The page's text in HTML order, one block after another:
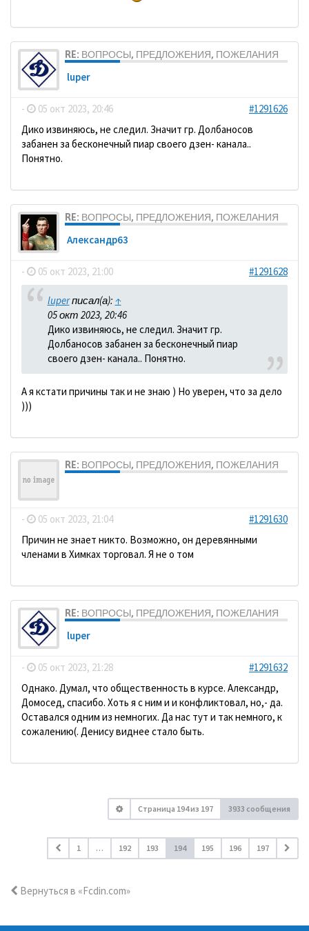
RE: ВОПРОСЫ, ПРЕДЛОЖЕНИЯ, ПОЖЕЛАНИЯ
luper
- 05 окт 2023, 20:46
#1291626
Дико извиняюсь, не следил. Значит гр. Долбаносов
забанен за бесконечный пиар своего дзен- канала..
Понятно.
RE: ВОПРОСЫ, ПРЕДЛОЖЕНИЯ, ПОЖЕЛАНИЯ
Александр63
- 05 окт 2023, 21:00 #1291628
luperписал(а): ↑
05 окт 2023, 20:46
Дико извиняюсь, не следил. Значит гр.
Долбаносов забанен за бесконечный пиар
своего дзен- канала.. Понятно.
А я кстати причины так и не знаю ) Но уверен, что за дело
)))
RE: ВОПРОСЫ, ПРЕДЛОЖЕНИЯ, ПОЖЕЛАНИЯ
- 05 окт 2023, 21:04
#1291630
Причин не знает никто. Возможно, он деревянными
членами в Химках торговал. Я не о том
RE: ВОПРОСЫ, ПРЕДЛОЖЕНИЯ, ПОЖЕЛАНИЯ
luper
- 05 окт 2023, 21:28
#1291632
Однако. Думал, что общественность в курсе. Александр,
Домосед, спасибо. Хоть я с ним и и конфликтовал, но,- да.
Оставался одним из немногих. Да нас тут и так немного, к
сожалению(. Денису виднее стало быть.
Страница 194из 197 3933 сообщения
1 … 192 193 194 195 196 197
Вернуться в «Fcdin.com»